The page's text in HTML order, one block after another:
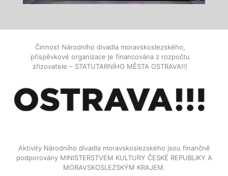
Činnost Národního divadla moravskoslezského,
příspěvkové organizace je financována z rozpočtu
zřizovatele – STATUTARNÍHO MĚSTA OSTRAVA!!!
Aktivity Národního divadla moravskoslezského jsou finančně
podporovány MINISTERSTVEM KULTURY ČESKÉ REPUBLIKY A
MORAVSKOSLEZSKÝM KRAJEM.